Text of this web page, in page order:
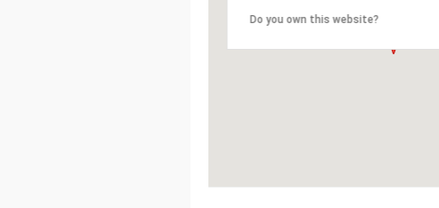
Do you own this website?